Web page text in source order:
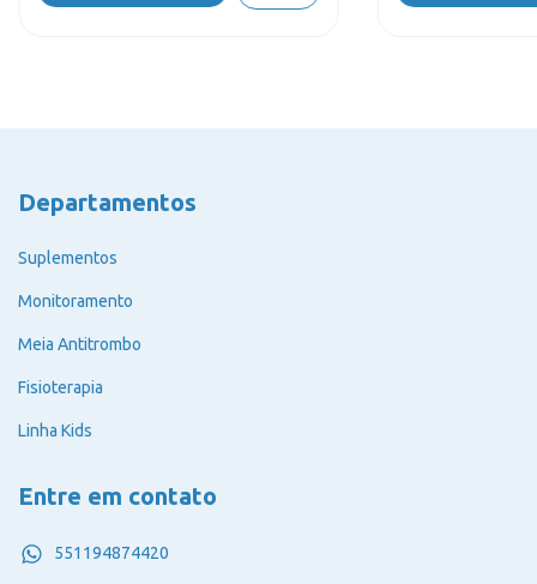
Departamentos
Suplementos
Monitoramento
Meia Antitrombo
Fisioterapia
Linha Kids
Entre em contato
551194874420